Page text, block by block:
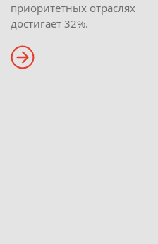
приоритетных отраслях
достигает 32%.